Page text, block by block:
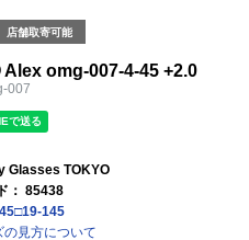
店舗取寄可能
omg-007-4-45 +2.0
007
Glasses TOKYO
： 85438
45□19-145
の見方について